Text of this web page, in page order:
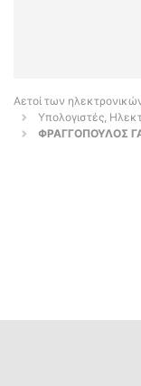
Αετοί των
Υπολογιστές,
ΦΡΑΓΓΟΠΟΥΛΟΣ